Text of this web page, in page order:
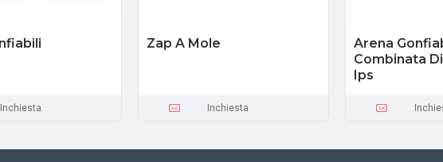
Inchiesta
Zap A Mole
Inchiesta
Arena
Combinata
Ips